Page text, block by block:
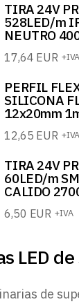
TIRA 24V
528LED/m
NEUTRO
17,64 EUR +IVA
PERFIL
SILICONA
12x20mm
12,65 EUR +IVA
TIRA 24V
60LED/m
CALIDO
6,50 EUR +IVA
LED
de